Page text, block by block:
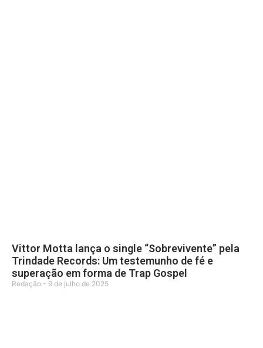
Vittor Motta lança o single “Sobrevivente” pela
Trindade Records: Um testemunho de fé e
superação em forma de Trap Gospel
Redação 9 de julho de 2025